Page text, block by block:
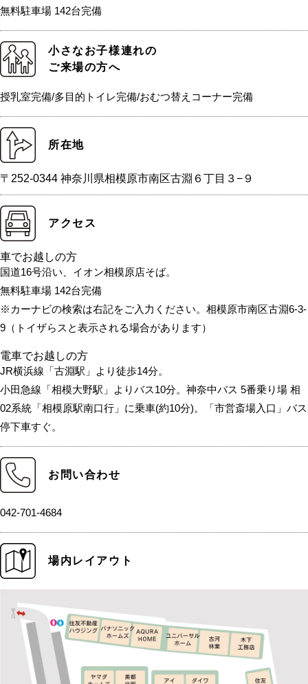
無料駐車場 142台完備
小さなお子様連れの
ご来場の方へ
授乳室完備/多目的トイレ完備/おむつ替えコーナー完備
所在地
〒252-0344 神奈川県相模原市南区古淵６丁目３−９
アクセス
車でお越しの方
国道16号沿い、イオン相模原店そば。
無料駐車場 142台完備
※カーナビの検索は右記をご入力ください。相模原市南区古淵6-3-
9（トイザらスと表示される場合があります）
電車でお越しの方
JR横浜線「古淵駅」より徒歩14分。
小田急線「相模大野駅」よりバス10分。神奈中バス 5番乗り場 相
02系統「相模原駅南口行」に乗車(約10分)。「市営斎場入口」バス
停下車すぐ。
お問い合わせ
042-701-4684
場内レイアウト